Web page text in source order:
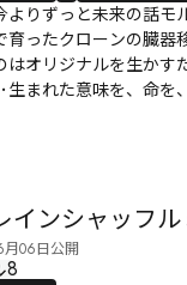
よりずっと未来の話
育ったクローンの臓器
はオリジナルを生か
生まれた意味を、命を
インシャッフ
06日公開
8